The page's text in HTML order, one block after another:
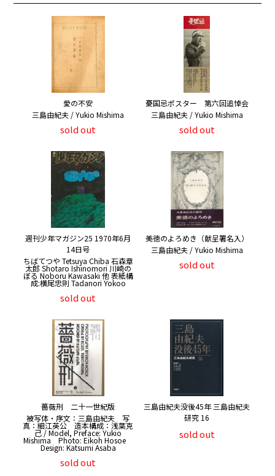
愛の不安
三島由紀夫 / Yukio Mishima
sold out
憂国忌ポスター 第六回追悼会
三島由紀夫 / Yukio Mishima
sold out
週刊少年マガジン25 1970年6月
14日号
ちばてつや Tetsuya Chiba 石森章
太郎 Shotaro Ishinomori 川崎の
ぼる Noboru Kawasaki 他 表紙構
成:横尾忠則 Tadanori Yokoo
sold out
美徳のよろめき（献呈署名入）
三島由紀夫 / Yukio Mishima
sold out
薔薇刑 二十一世紀版
被写体・序文：三島由紀夫 写
真：細江英公 造本構成：浅葉克
己 / Model, Preface: Yukio
Mishima Photo: Eikoh Hosoe
Design: Katsumi Asaba
sold out
三島由紀夫没後45年 三島由紀夫
研究 16
sold out